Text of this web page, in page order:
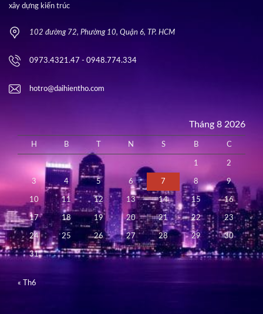
xây dựng kiến trúc
102 đường 72, Phường 10, Quận 6, TP. HCM
0973.4321.47 - 0948.774.334
hotro@daihientho.com
Tháng 8 2026
H B N S B C
1 2
3 4 5 6 7 8 9
10 11 12 13 14 15 16
17 18 19 20 21 22 23
24 25 26 27 28 29 30
31
« Th6